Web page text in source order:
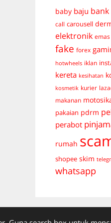
baby baju bank
call carousell
elektronik emas
fake forex
hotwheels iklan
kereta kesihatan
kosmetik kurier
makanan
pakaian pdrm
perabot
rumah
shopee skim
whatsapp